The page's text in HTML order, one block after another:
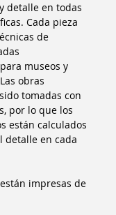
detalle en todas
Cada pieza
de
museos y
obras
tomadas con
por lo que los
están calculados
detalle en cada
impresas de